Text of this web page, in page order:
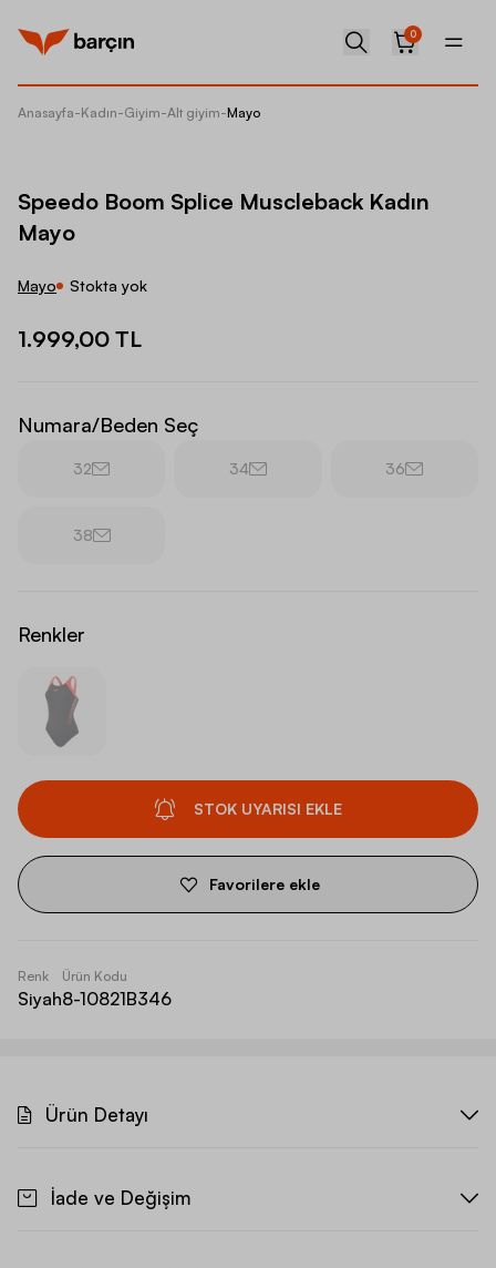
0
Anasayfa-Kadın-Giyim-Alt giyim-Mayo
Speedo Boom Splice Muscleback Kadın
Mayo
Mayo Stokta yok
1.999,00 TL
Numara/Beden Seç
32 34 36
38
Renkler
STOK UYARISI EKLE
Favorilere ekle
Renk
Siyah
Ürün Kodu
8-10821B346
Ürün Detayı
İade ve Değişim